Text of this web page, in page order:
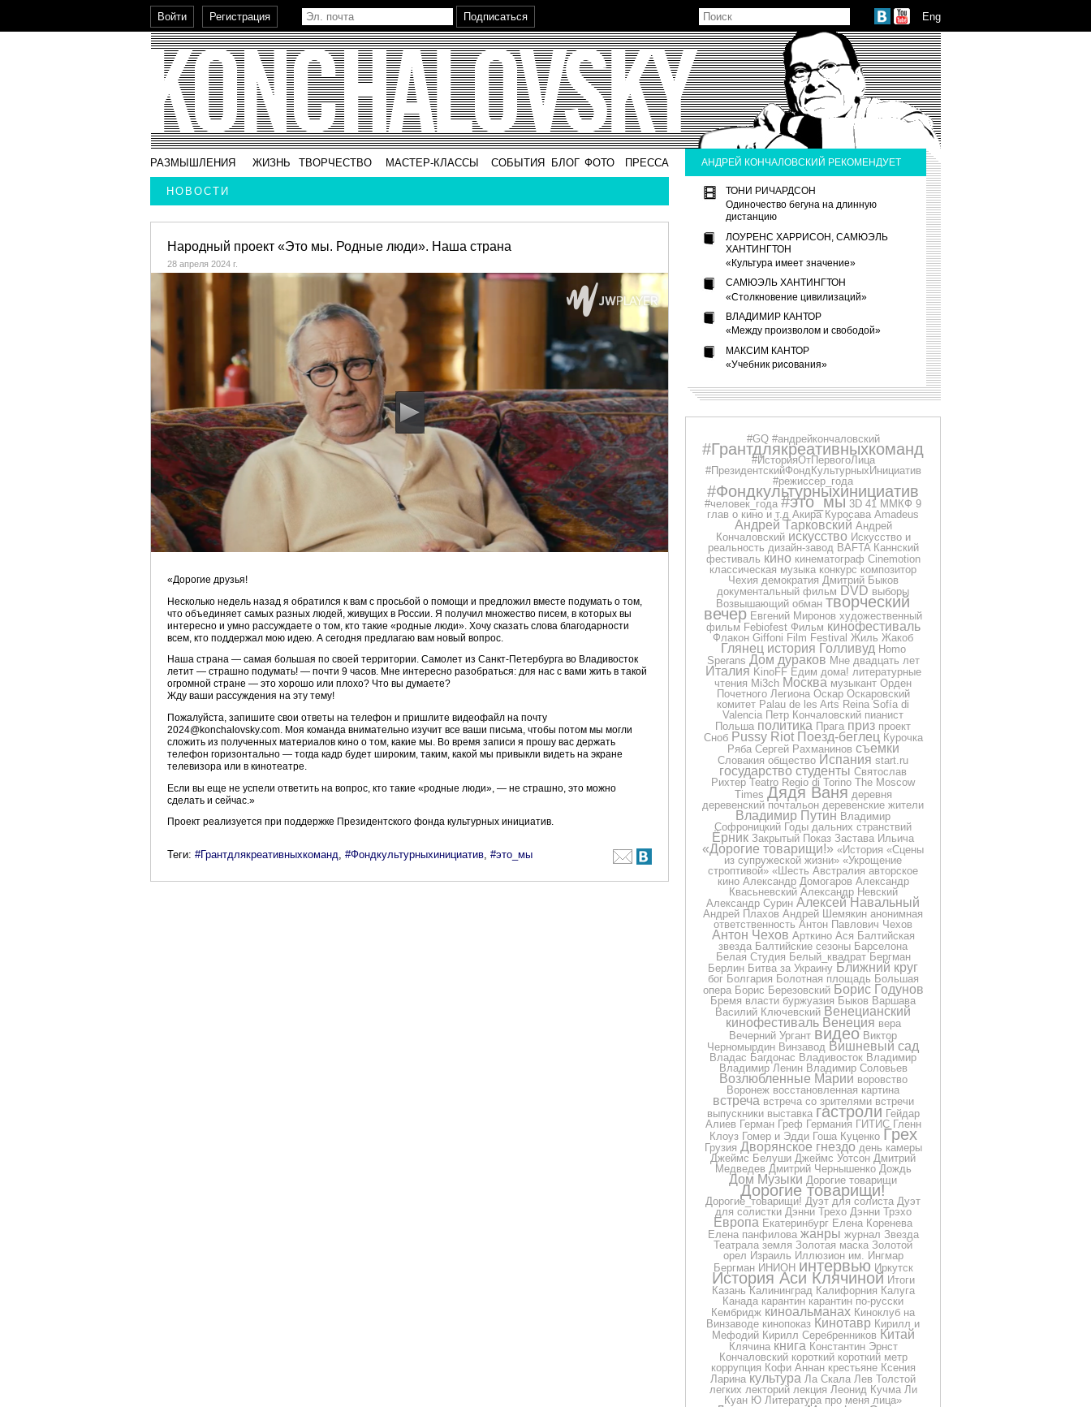
Eng
РАЗМЫШЛЕНИЯ ЖИЗНЬ ТВОРЧЕСТВО МАСТЕР-КЛАССЫ СОБЫТИЯ БЛОГ ФОТО ПРЕССА
НОВОСТИ
Народный проект «Это мы. Родные люди». Наша страна
28 апреля 2024 г.
«Дорогие друзья!
Несколько недель назад я обратился к вам с просьбой о помощи и предложил вместе подумать о том,
что объединяет самых разных людей, живущих в России. Я получил множество писем, в которых вы
интересно и умно рассуждаете о том, кто такие «родные люди». Хочу сказать слова благодарности
всем, кто поддержал мою идею. А сегодня предлагаю вам новый вопрос.
Наша страна — самая большая по своей территории. Самолет из Санкт-Петербурга во Владивосток
летит — страшно подумать! — почти 9 часов. Мне интересно разобраться: для нас с вами жить в такой
огромной стране — это хорошо или плохо? Что вы думаете?
Жду ваши рассуждения на эту тему!
Пожалуйста, запишите свои ответы на телефон и пришлите видеофайл на почту
2024@konchalovsky.com. Моя команда внимательно изучит все ваши письма, чтобы потом мы могли
сложить из полученных материалов кино о том, какие мы. Во время записи я прошу вас держать
телефон горизонтально — тогда кадр будет широким, таким, какой мы привыкли видеть на экране
телевизора или в кинотеатре.
Если вы еще не успели ответить на вопрос, кто такие «родные люди», — не страшно, это можно
сделать и сейчас.»
Проект реализуется при поддержке Президентского фонда культурных инициатив.
Теги: #Грантдлякреативныхкоманд, #Фондкультурныхинициатив, #это_мы
АНДРЕЙ КОНЧАЛОВСКИЙ РЕКОМЕНДУЕТ
ТОНИ РИЧАРДСОН
Одиночество бегуна на длинную
дистанцию
ЛОУРЕНС ХАРРИСОН, САМЮЭЛЬ
ХАНТИНГТОН
«Культура имеет значение»
САМЮЭЛЬ ХАНТИНГТОН
«Столкновение цивилизаций»
ВЛАДИМИР КАНТОР
«Между произволом и свободой»
МАКСИМ КАНТОР
«Учебник рисования»
#GQ #андрейкончаловский
#Грантдлякреативныхкоманд
#ИсторияОтПервогоЛица
#ПрезидентскийФондКультурныхИнициатив
#режиссер_года
#Фондкультурныхинициатив
#человек_года #это_мы 3D 41 ММКФ 9
глав о кино и т.д Акира Куросава Amadeus
Андрей Тарковский Андрей
Кончаловский искусство Искусство и
реальность дизайн-завод BAFTA Каннский
фестиваль кино кинематограф Cinemotion
классическая музыка конкурс композитор
Чехия демократия Дмитрий Быков
документальный фильм DVD выборы
Возвышающий обман творческий
вечер Евгений Миронов художественный
фильм Febiofest Фильм кинофестиваль
Флакон Giffoni Film Festival Жиль Жакоб
Глянец история Голливуд Homo
Sperans Дом дураков Мне двадцать лет
Италия KinoFF Едим дома! литературные
чтения Mi3ch Москва музыкант Орден
Почетного Легиона Оскар Оскаровский
комитет Palau de les Arts Reina Sofía di
Valencia Петр Кончаловский пианист
Польша политика Прага приз проект
Сноб Pussy Riot Поезд-беглец Курочка
Ряба Сергей Рахманинов съемки
Словакия общество Испания start.ru
государство студенты Святослав
Рихтер Teatro Regio di Torino The Moscow
Times Дядя Ваня деревня
деревенский почтальон деревенские жители
Владимир Путин Владимир
Софроницкий Годы дальних странствий
Ёрник Закрытый Показ Застава Ильича
«Дорогие товарищи!» «История «Сцены
из супружеской жизни» «Укрощение
строптивой» «Шесть Австралия авторское
кино Александр Домогаров Александр
Квасьневский Александр Невский
Александр Сурин Алексей Навальный
Андрей Плахов Андрей Шемякин анонимная
ответственность Антон Павлович Чехов
Антон Чехов Арткино Ася Балтийская
звезда Балтийские сезоны Барселона
Белая Студия Белый_квадрат Бергман
Берлин Битва за Украину Ближний круг
бог Болгария Болотная площадь Большая
опера Борис Березовский Борис Годунов
Бремя власти буржуазия Быков Варшава
Василий Ключевский Венецианский
кинофестиваль Венеция вера
Вечерний Ургант видео Виктор
Черномырдин Винзавод Вишневый сад
Владас Багдонас Владивосток Владимир
Владимир Ленин Владимир Соловьев
Возлюбленные Марии воровство
Воронеж восстановленная картина
встреча встреча со зрителями встречи
выпускники выставка гастроли Гейдар
Алиев Герман Греф Германия ГИТИС Гленн
Клоуз Гомер и Эдди Гоша Куценко Грех
Грузия Дворянское гнездо день камеры
Джеймс Белуши Джеймс Уотсон Дмитрий
Медведев Дмитрий Чернышенко Дождь
Дом Музыки Дорогие товарищи
Дорогие товарищи!
Дорогие_товарищи! Дуэт для солиста Дуэт
для солистки Дэнни Трехо Дэнни Трэхо
Европа Екатеринбург Елена Коренева
Елена панфилова жанры журнал Звезда
Театрала земля Золотая маска Золотой
орел Израиль Иллюзион им. Ингмар
Бергман ИНИОН интервью Иркутск
История Аси Клячиной Итоги
Казань Калининград Калифорния Калуга
Канада карантин карантин по-русски
Кембридж киноальманах Киноклуб на
Винзаводе кинопоказ Кинотавр Кирилл и
Мефодий Кирилл Серебренников Китай
Клячина книга Константин Эрнст
Кончаловский короткий короткий метр
коррупция Кофи Аннан крестьяне Ксения
Ларина культура Ла Скала Лев Толстой
легких лекторий лекция Леонид Кучма Ли
Куан Ю Литература про меня лица»